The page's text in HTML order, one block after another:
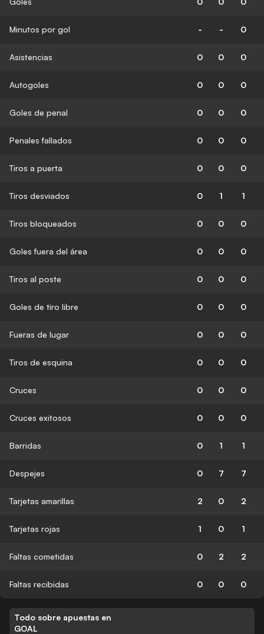
Minutos por gol - - 0
Asistencias 0 0 0
Autogoles 0 0 0
Goles de penal 0 0 0
Penales fallados 0 0 0
Tiros a puerta 0 0 0
Tiros desviados 0 1 1
Tiros bloqueados 0 0 0
Goles fuera del área 0 0 0
Tiros al poste 0 0 0
Goles de tiro libre 0 0 0
Fueras de lugar 0 0 0
Tiros de esquina 0 0 0
Cruces 0 0 0
Cruces exitosos 0 0 0
Barridas 0 1 1
Despejes 0 7 7
Tarjetas amarillas 2 0 2
Tarjetas rojas 1 0 1
Faltas cometidas 0 2 2
Faltas recibidas 0 0 0
Todo sobre apuestas en
GOAL